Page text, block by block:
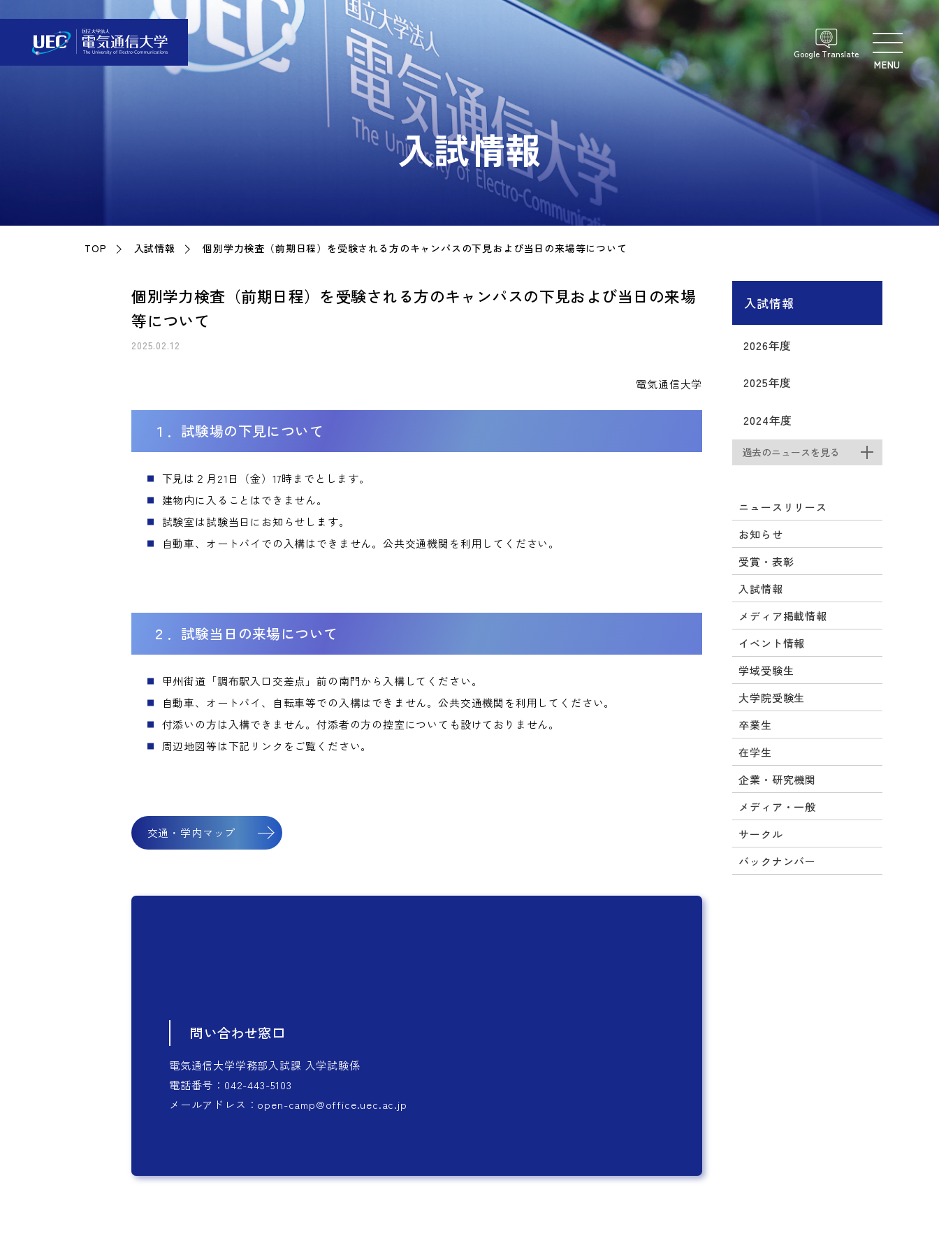
Google Translate
MENU
入試情報
TOP 入試情報 個別学力検査（前期日程）を受験される方のキャンパスの下見および当日の来場等について
個別学力検査（前期日程）を受験される方のキャンパスの下見および当日の来場
等について
2025.02.12
電気通信大学
１．試験場の下見について
下見は２月21日（金）17時までとします。
建物内に入ることはできません。
試験室は試験当日にお知らせします。
自動車、オートバイでの入構はできません。公共交通機関を利用してください。
２．試験当日の来場について
甲州街道「調布駅入口交差点」前の南門から入構してください。
自動車、オートバイ、自転車等での入構はできません。公共交通機関を利用してください。
付添いの方は入構できません。付添者の方の控室についても設けておりません。
周辺地図等は下記リンクをご覧ください。
交通・学内マップ
問い合わせ窓口
電気通信大学学務部入試課 入学試験係
電話番号：042-443-5103
メールアドレス：open-camp@office.uec.ac.jp
入試情報
2026年度
2025年度
2024年度
過去のニュースを見る
ニュースリリース
お知らせ
受賞・表彰
入試情報
メディア掲載情報
イベント情報
学域受験生
大学院受験生
卒業生
在学生
企業・研究機関
メディア・一般
サークル
バックナンバー